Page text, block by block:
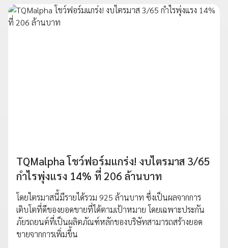
TQMalpha โชว์ฟอร์มแกร่ง! งบไตรมาส 3/65
กำไรพุ่งแรง 14% ที่ 206 ล้านบาท
โดยไตรมาสนี้มีรายได้รวม 925 ล้านบาท ซึ่งเป็นผลจากการ
เติบโตที่ดีของยอดขายที่ได้ตามเป้าหมาย โดยเฉพาะประกัน
ภัยรถยนต์ที่เป็นผลิตภัณฑ์หลักของบริษัทสามารถสร้างยอด
ขายจากการเพิ่มขึ้น